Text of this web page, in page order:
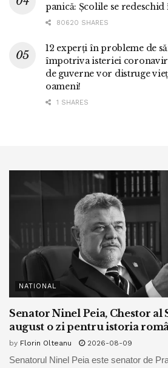
panică: Școlile se
80620 SHARES
12 experți în probleme de
împotriva isteriei
de guverne vor distruge
oameni!
1 SHARES
NATIONAL
Senator Ninel Peia, Chestor al
august o zi pentru istoria
by Florin Olteanu 2026-08-09
Senatorul Ninel Peia este senator de